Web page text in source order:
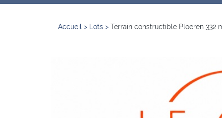
Accueil > Lots > Terrain constructible Ploeren 332